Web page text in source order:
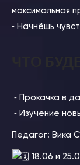
максимальная
⁃ Начнёшь
⁃ Прокачка в
⁃ Изучение
Педагог: Вика
18.06 и